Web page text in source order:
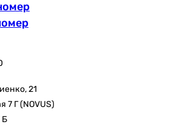
21
7 Г (NOVUS)
Б